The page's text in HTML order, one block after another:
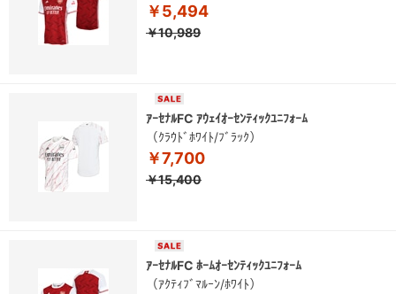
￥5,494
￥10,989
ｱｰｾﾅﾙFC ｱｳｪｲｵｰｾﾝﾃｨｯｸﾕﾆﾌｫｰﾑ
（ｸﾗｳﾄﾞﾎﾜｲﾄ/ﾌﾞﾗｯｸ）
￥7,700
￥15,400
ｱｰｾﾅﾙFC ﾎｰﾑｵｰｾﾝﾃｨｯｸﾕﾆﾌｫｰﾑ
（ｱｸﾃｨﾌﾞﾏﾙｰﾝ/ﾎﾜｲﾄ）